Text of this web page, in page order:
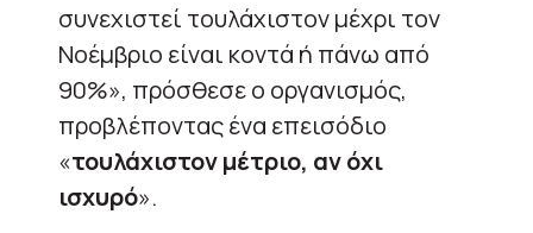
συνεχιστεί τουλάχιστον μέχρι τον
Νοέμβριο είναι κοντά ή πάνω από
90%», πρόσθεσε ο οργανισμός,
προβλέποντας ένα επεισόδιο
«τουλάχιστον μέτριο, αν όχι
ισχυρό».